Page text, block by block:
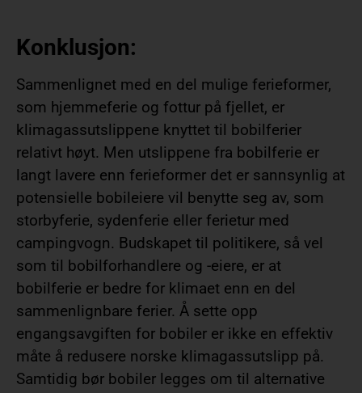
Konklusjon:
Sammenlignet med en del mulige ferieformer,
som hjemmeferie og fottur på fjellet, er
klimagassutslippene knyttet til bobilferier
relativt høyt. Men utslippene fra bobilferie er
langt lavere enn ferieformer det er sannsynlig at
potensielle bobileiere vil benytte seg av, som
storbyferie, sydenferie eller ferietur med
campingvogn. Budskapet til politikere, så vel
som til bobilforhandlere og -eiere, er at
bobilferie er bedre for klimaet enn en del
sammenlignbare ferier. Å sette opp
engangsavgiften for bobiler er ikke en effektiv
måte å redusere norske klimagassutslipp på.
Samtidig bør bobiler legges om til alternative